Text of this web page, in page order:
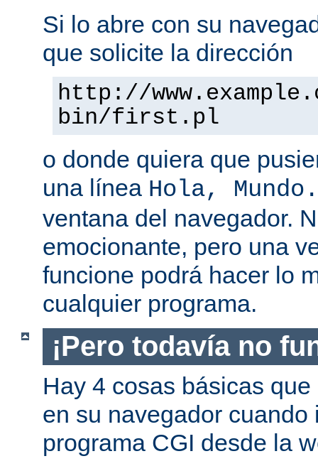
Si lo abre con su
que solicite la dirección
http://
bin/first.pl
o donde quiera que
una línea Hola, Mundo.
ventana del navegador.
emocionante, pero una
funcione podrá hacer lo
cualquier programa.
¡Pero todavía no
Hay 4 cosas básicas
en su navegador
programa CGI desde la